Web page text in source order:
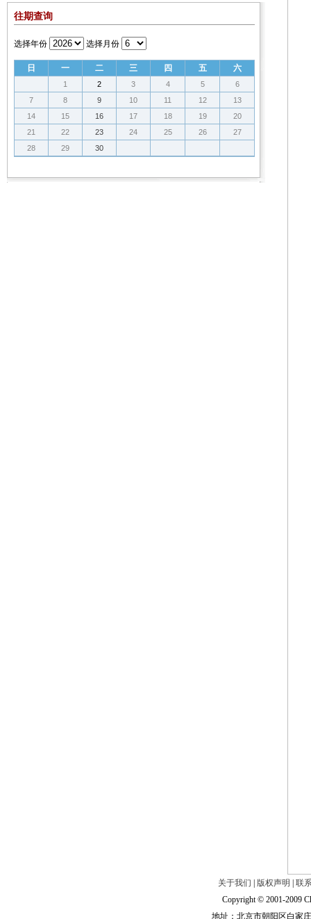
往期查询
选择年份 选择月份
日 一 二 三 四 五 六
1 2 3 4 5
6
7
8 9 10 11 12
13
14
15 16 17 18 19
20
21
22 23 24 25 26
27
28
29 30
关于我们 版权声明
联
Copyright © 2001-2009
地址：北京市朝阳区白家